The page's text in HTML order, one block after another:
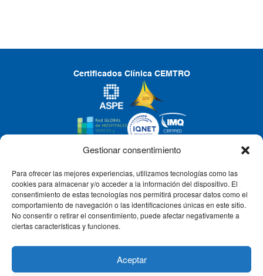
Gestionar consentimiento
Para ofrecer las mejores experiencias, utilizamos tecnologías como las
cookies para almacenar y/o acceder a la información del dispositivo. El
consentimiento de estas tecnologías nos permitirá procesar datos como el
comportamiento de navegación o las identificaciones únicas en este sitio.
No consentir o retirar el consentimiento, puede afectar negativamente a
ciertas características y funciones.
Aceptar
Certificados Clínica CEMTRO
CLÍNICA CEMTRO
QUIÉNES SOMOS